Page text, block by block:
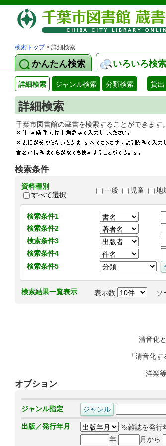
検索トップ> 詳細検索
かんたん検索 いろいろ検索
詳細検索 ジャンル検索 分類検索 貸出
詳細検索
千葉市図書館の蔵書を検索する
検索条件
資料種別
すべて選択
一般 児童 地
検索条件1
検索条件2
検索条件3
検索条件4
検索条件5
検索結果一覧表示 表示数 ソ
清音化
「清音化
洋楽
オプション
ジャンル指定
出版／発行年月
※雑誌を発行
年
月から